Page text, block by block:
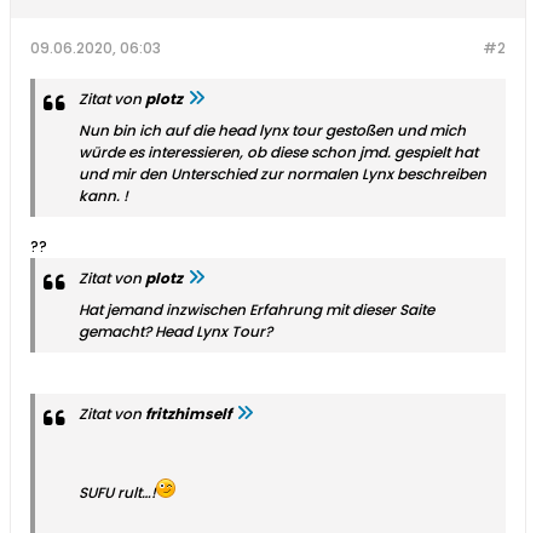
#2
09.06.2020, 06:03
Zitat vonplotz
Nun bin ich auf die head lynx tour gestoßen und mich
würde es interessieren, ob diese schon jmd. gespielt hat
und mir den Unterschied zur normalen Lynx beschreiben
kann. !
??
Zitat vonplotz
Hat jemand inzwischen Erfahrung mit dieser Saite
gemacht? Head Lynx Tour?
Zitat von fritzhimself
SUFU rult…!